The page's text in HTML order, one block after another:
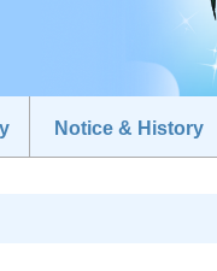
Notice & History